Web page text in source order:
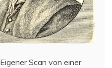
Scan von einer